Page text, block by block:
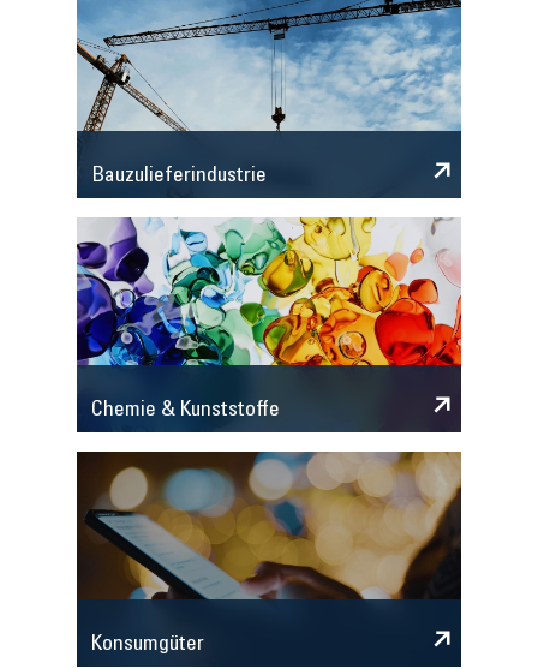
Bauzulieferindustrie
Chemie & Kunststoffe
Konsumgüter